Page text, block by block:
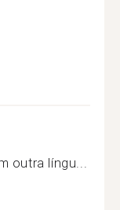
outra língu...